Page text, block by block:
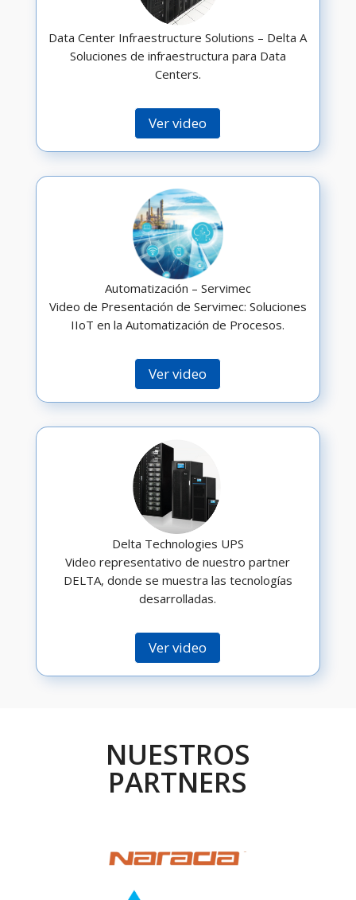
Data Center Infraestructure Solutions – Delta A
Soluciones de infraestructura para Data
Centers.
Ver video
Automatización – Servimec
Video de Presentación de Servimec: Soluciones
IIoT en la Automatización de Procesos.
Ver video
Delta Technologies UPS
Video representativo de nuestro partner
DELTA, donde se muestra las tecnologías
desarrolladas.
Ver video
NUESTROS
PARTNERS